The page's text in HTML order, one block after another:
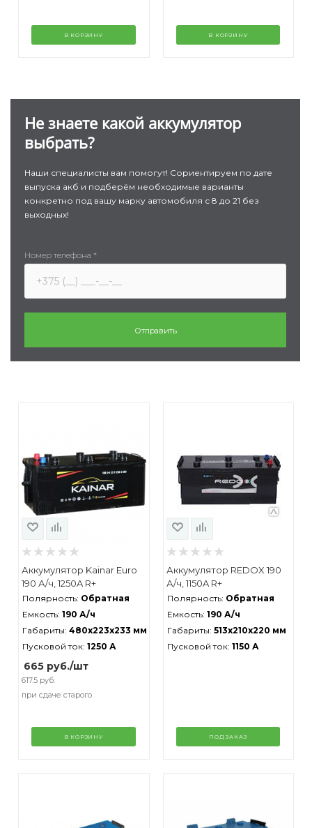
В КОРЗИНУ В КОРЗИНУ
Не знаете какой аккумулятор
выбрать?
Наши специалисты вам помогут! Сориентируем по дате
выпуска акб и подберём необходимые варианты
конкретно под вашу марку автомобиля с 8 до 21 без
выходных!
Номер телефона *
Аккумулятор Kainar Euro
190 А/ч, 1250A R+
Полярность: Обратная
Емкость: 190 А/ч
Габариты: 480x223x233 мм
Пусковой ток: 1250 А
665 руб./шт
617.5 руб.
при сдаче старого
В КОРЗИНУ
Аккумулятор REDOX 190
А/ч, 1150A R+
Полярность: Обратная
Емкость: 190 А/ч
Габариты: 513x210x220 мм
Пусковой ток: 1150 А
ПОД ЗАКАЗ